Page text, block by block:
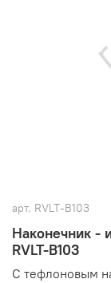
арт. RVLT-B103
Наконечник -
RVLT-B103
С тефлоновым